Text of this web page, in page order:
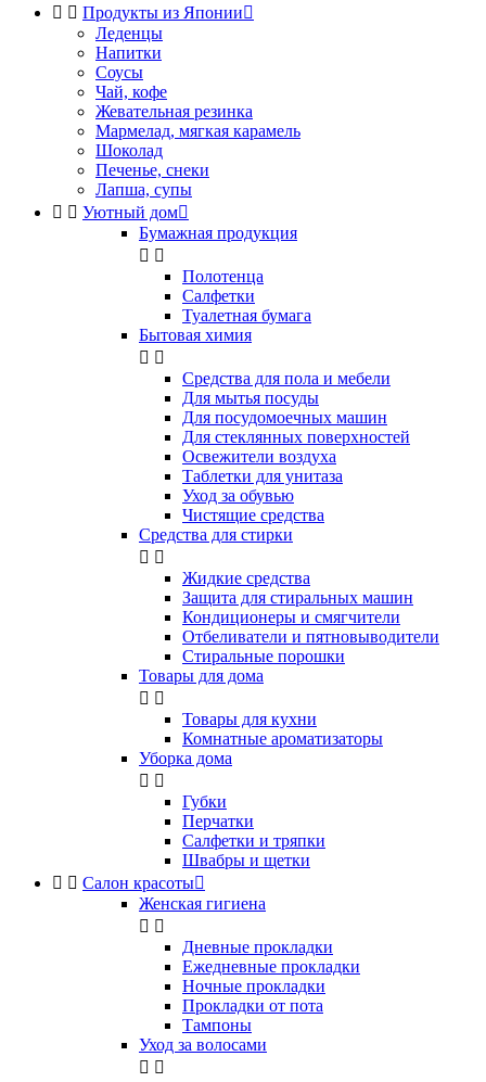
  Продукты из Японии
Леденцы
Напитки
Соусы
Чай, кофе
Жевательная резинка
Мармелад, мягкая карамель
Шоколад
Печенье, снеки
Лапша, супы
  Уютный дом
Бумажная продукция
 
Полотенца
Салфетки
Туалетная бумага
Бытовая химия
 
Cредства для пола и мебели
Для мытья посуды
Для посудомоечных машин
Для стеклянных поверхностей
Освежители воздуха
Таблетки для унитаза
Уход за обувью
Чистящие средства
Средства для стирки
 
Жидкие средства
Защита для стиральных машин
Кондиционеры и смягчители
Отбеливатели и пятновыводители
Стиральные порошки
Товары для дома
 
Товары для кухни
Комнатные ароматизаторы
Уборка дома
 
Губки
Перчатки
Салфетки и тряпки
Швабры и щетки
  Салон красоты
Женская гигиена
 
Дневные прокладки
Ежедневные прокладки
Ночные прокладки
Прокладки от пота
Тампоны
Уход за волосами
 